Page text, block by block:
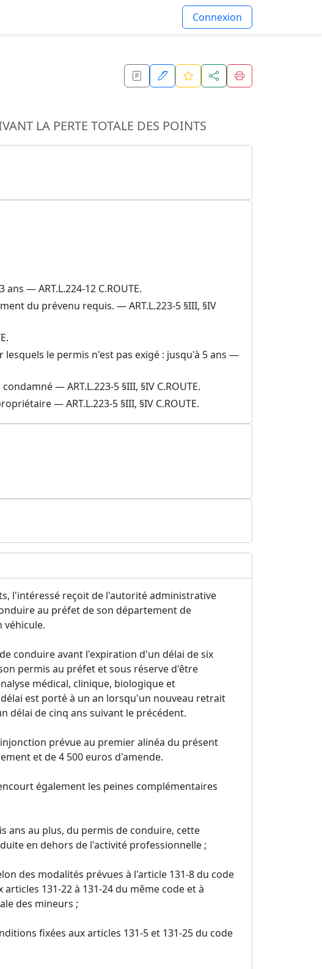
Connexion
LA PERTE TOTALE DES POINTS
— ART.L.224-12 C.ROUTE.
du prévenu requis. — ART.L.223-5 §III, §IV
le permis n'est pas exigé : jusqu'à 5 ans —
— ART.L.223-5 §III, §IV C.ROUTE.
— ART.L.223-5 §III, §IV C.ROUTE.
l'intéressé reçoit de l'autorité administrative
au préfet de son département de
véhicule.
conduire avant l'expiration d'un délai de six
permis au préfet et sous réserve d'être
médical, clinique, biologique et
est porté à un an lorsqu'un nouveau retrait
délai de cinq ans suivant le précédent.
prévue au premier alinéa du présent
et de 4 500 euros d'amende.
également les peines complémentaires
ans au plus, du permis de conduire, cette
en dehors de l'activité professionnelle ;
des modalités prévues à l'article 131-8 du code
131-22 à 131-24 du même code et à
des mineurs ;
fixées aux articles 131-5 et 131-25 du code